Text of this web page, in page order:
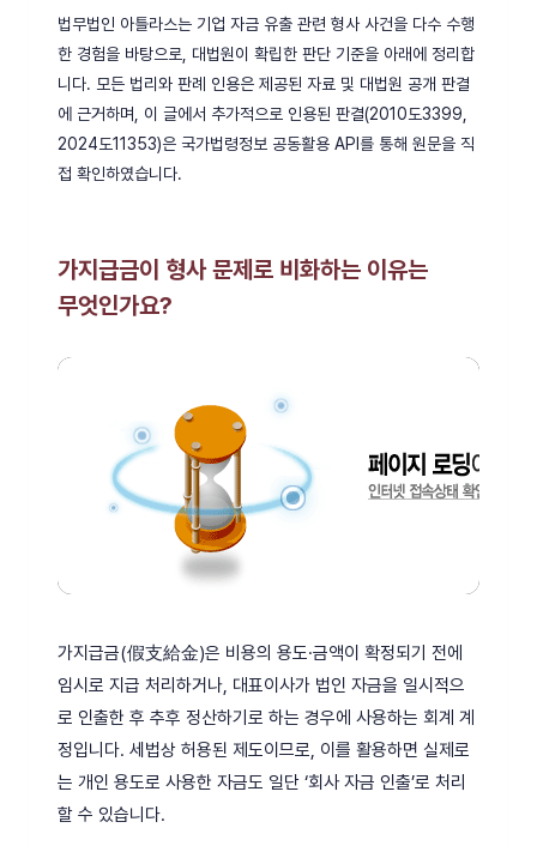
법무법인 아틀라스는 기업 자금 유출 관련 형사 사건을 다수 수행
한 경험을 바탕으로, 대법원이 확립한 판단 기준을 아래에 정리합
니다. 모든 법리와 판례 인용은 제공된 자료 및 대법원 공개 판결
에 근거하며, 이 글에서 추가적으로 인용된 판결(2010도3399,
2024도11353)은 국가법령정보 공동활용 API를 통해 원문을 직
접 확인하였습니다.
가지급금이 형사 문제로 비화하는 이유는
무엇인가요?
가지급금(假支給金)은 비용의 용도·금액이 확정되기 전에
임시로 지급 처리하거나, 대표이사가 법인 자금을 일시적으
로 인출한 후 추후 정산하기로 하는 경우에 사용하는 회계 계
정입니다. 세법상 허용된 제도이므로, 이를 활용하면 실제로
는 개인 용도로 사용한 자금도 일단 ‘회사 자금 인출’로 처리
할 수 있습니다.